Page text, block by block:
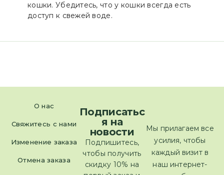
кошки. Убедитесь, что у кошки всегда есть
доступ к свежей воде.
О нас
Свяжитесь с нами
Изменение заказа
Отмена заказа
Мы прилагаем все
усилия, чтобы
каждый визит в
наш интернет-
Подписатьс
я на
новости
Подпишитесь,
чтобы получить
скидку 10% на